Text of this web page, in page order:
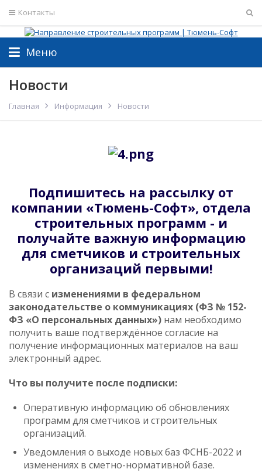
Контакты
Меню
Новости
Главная Информация Новости
Подпишитесь на рассылку от
компании «Тюмень-Софт», отдела
строительных программ - и
получайте важную информацию
для сметчиков и строительных
организаций первыми!
В связи с изменениями в федеральном
законодательстве о коммуникациях (ФЗ № 152-
ФЗ «О персональных данных») нам необходимо
получить ваше подтверждённое согласие на
получение информационных материалов на ваш
электронный адрес.
Что вы получите после подписки:
Оперативную информацию об обновлениях
программ для сметчиков и строительных
организаций.
Уведомления о выходе новых баз ФСНБ-2022 и
изменениях в сметно-нормативной базе.